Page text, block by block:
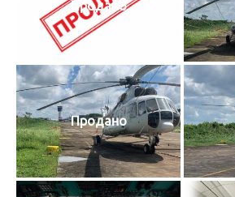
Продано
Продано